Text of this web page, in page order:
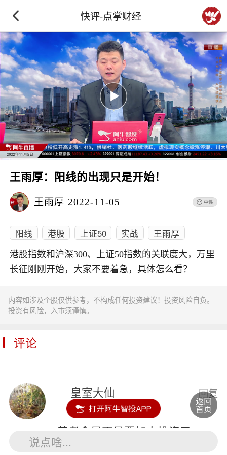
快评-点掌财经
王雨厚：阳线的出现只是开始！
王雨厚 2022-11-05
阳线 港股 上证50 实战 王雨厚
港股指数和沪深300、上证50指数的关联度大，万里
长征刚刚开始，大家不要着急，具体怎么看？
内容如涉及个股仅供参考，不构成任何投资建议！投资风险自负。
投资有风险，入市须谨慎。
评论
皇室大仙 回复
养老金 是不是要加大投资了
说点啥...